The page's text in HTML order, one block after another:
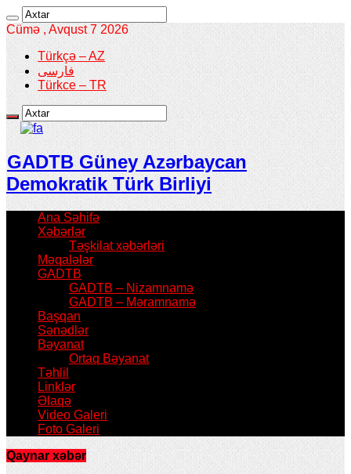
Cümə , Avqust 7 2026
Türkçə – AZ
فارسی
Türkce – TR
GADTB Güney Azərbaycan
Demokratik Türk Birliyi
Ana Səhifə
Xəbərlər
Təşkilat xəbərləri
Məqalələr
GADTB
GADTB – Nizamnamə
GADTB – Məramnamə
Başqan
Sənədlər
Bəyanat
Ortaq Bəyanat
Təhlil
Linklər
Əlaqə
Video Galeri
Foto Galeri
Qaynar xəbər